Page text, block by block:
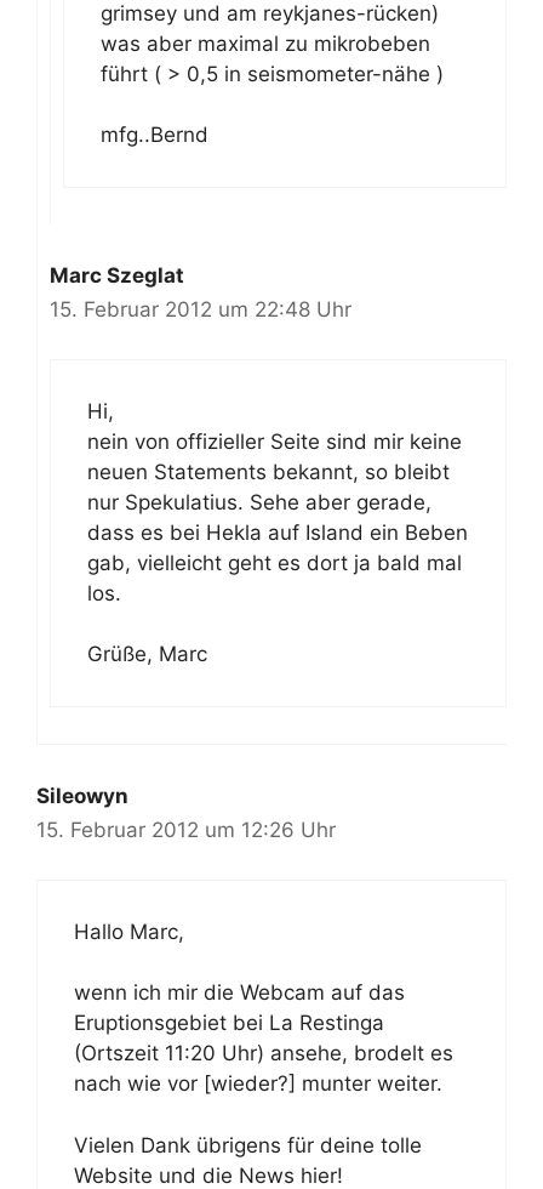
grimsey und am reykjanes-rücken)
was aber maximal zu mikrobeben
führt ( > 0,5 in seismometer-nähe )
mfg..Bernd
Marc Szeglat
15. Februar 2012 um 22:48 Uhr
Hi,
nein von offizieller Seite sind mir keine
neuen Statements bekannt, so bleibt
nur Spekulatius. Sehe aber gerade,
dass es bei Hekla auf Island ein Beben
gab, vielleicht geht es dort ja bald mal
los.
Grüße, Marc
Sileowyn
15. Februar 2012 um 12:26 Uhr
Hallo Marc,
wenn ich mir die Webcam auf das
Eruptionsgebiet bei La Restinga
(Ortszeit 11:20 Uhr) ansehe, brodelt es
nach wie vor [wieder?] munter weiter.
Vielen Dank übrigens für deine tolle
Website und die News hier!